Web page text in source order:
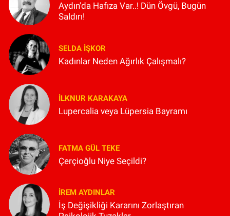
Aydın'da Hafıza Var..! Dün Övgü, Bugün
Saldırı!
SELDA İŞKOR
Kadınlar Neden Ağırlık Çalışmalı?
İLKNUR KARAKAYA
Lupercalia veya Lüpersia Bayramı
FATMA GÜL TEKE
Çerçioğlu Niye Seçildi?
İREM AYDINLAR
İş Değişikliği Kararını Zorlaştıran